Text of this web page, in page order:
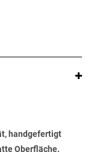
handgefertigt
Oberfläche.